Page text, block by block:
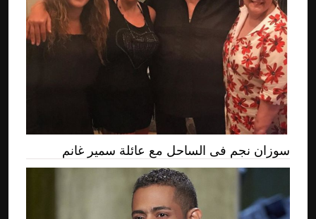
سوزان نجم فى الساحل مع عائلة سمير غانم